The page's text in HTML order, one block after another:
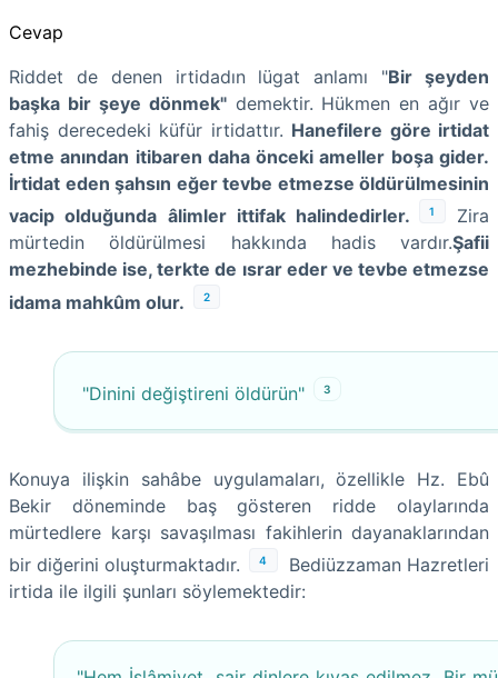
Cevap
Riddet de denen irtidadın lügat anlamı "Bir şeyden
başka bir şeye dönmek"demektir. Hükmen en ağır ve
fahiş derecedeki küfür irtidattır. Hanefilere göre irtidat
etme anından itibaren daha önceki ameller boşa gider.
İrtidat eden şahsın eğer tevbe etmezse öldürülmesinin
vacip olduğunda âlimler ittifak halindedirler.
1
Zira
mürtedin öldürülmesi hakkında hadis vardır.Şafii
mezhebinde ise, terkte de ısrar eder ve tevbe etmezse
idama mahkûm olur.
2
"Dinini değiştireni öldürün" 3
Konuya ilişkin sahâbe uygulamaları, özellikle Hz. Ebû
Bekir döneminde baş gösteren ridde olaylarında
mürtedlere karşı savaşılması fakihlerin dayanaklarından
bir diğerini oluşturmaktadır.
4
Bediüzzaman Hazretleri
irtida ile ilgili şunları söylemektedir: